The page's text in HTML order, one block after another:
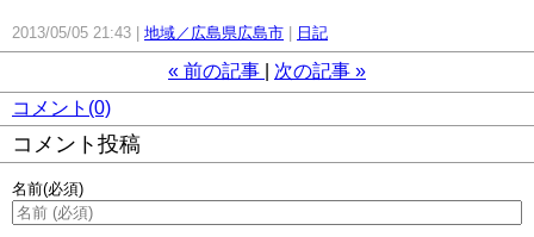
2013/05/05 21:43 地域／広島県広島市 日記
« 前の記事 次の記事 »
コメント(0)
コメント投稿
名前(必須)